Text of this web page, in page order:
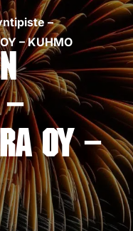
–
– KUHMO
OY –